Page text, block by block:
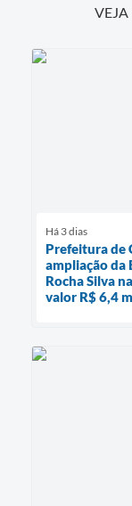
VEJA
Há 3 dias
Prefeitura de
ampliação da
Rocha Silva
valor R$ 6,4